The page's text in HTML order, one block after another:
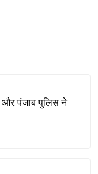
और पंजाब पुलिस ने